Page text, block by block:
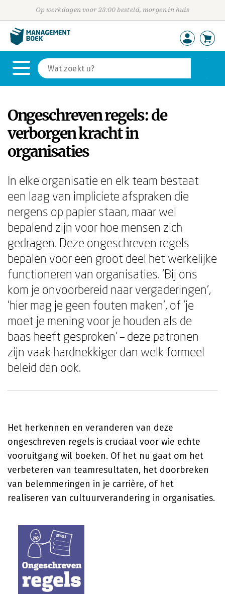
Op werkdagen voor 23:00 besteld, morgen in huis
Ongeschreven regels: de
verborgen kracht in
organisaties
In elke organisatie en elk team bestaat
een laag van impliciete afspraken die
nergens op papier staan, maar wel
bepalend zijn voor hoe mensen zich
gedragen. Deze ongeschreven regels
bepalen voor een groot deel het werkelijke
functioneren van organisaties. 'Bij ons
kom je onvoorbereid naar vergaderingen',
'hier mag je geen fouten maken', of 'je
moet je mening voor je houden als de
baas heeft gesproken' – deze patronen
zijn vaak hardnekkiger dan welk formeel
beleid dan ook.
Het herkennen en veranderen van deze
ongeschreven regels is cruciaal voor wie echte
vooruitgang wil boeken. Of het nu gaat om het
verbeteren van teamresultaten, het doorbreken
van belemmeringen in je carrière, of het
realiseren van cultuurverandering in organisaties.